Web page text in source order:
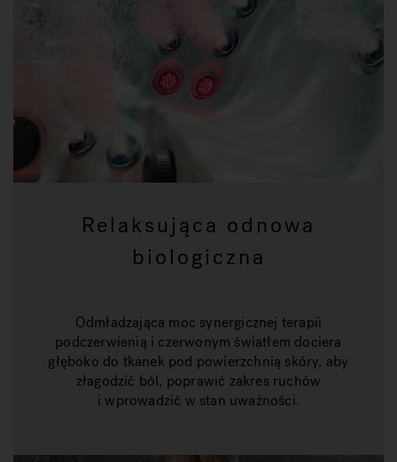
Relaksująca odnowa
biologiczna
Odmładzająca moc synergicznej terapii
podczerwienią i czerwonym światłem dociera
głęboko do tkanek pod powierzchnią skóry, aby
złagodzić ból, poprawić zakres ruchów
i wprowadzić w stan uważności.